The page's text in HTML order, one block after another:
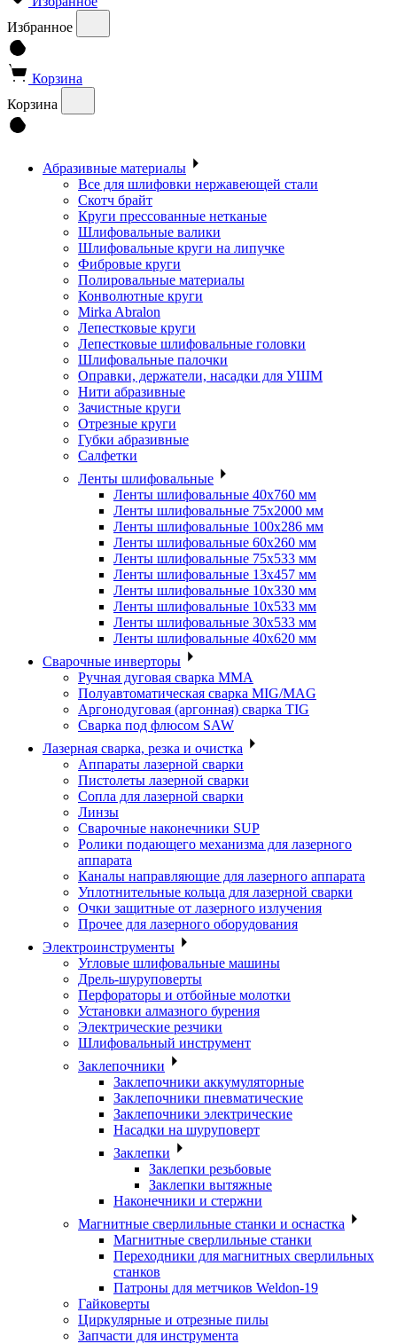
Избранное
Корзина
Корзина
Абразивные материалы
Все для шлифовки нержавеющей стали
Скотч брайт
Круги прессованные нетканые
Шлифовальные валики
Шлифовальные круги на липучке
Фибровые круги
Полировальные материалы
Конволютные круги
Mirka Abralon
Лепестковые круги
Лепестковые шлифовальные головки
Шлифовальные палочки
Оправки, держатели, насадки для УШМ
Нити абразивные
Зачистные круги
Отрезные круги
Губки абразивные
Салфетки
Ленты шлифовальные
Ленты шлифовальные 40х760 мм
Ленты шлифовальные 75х2000 мм
Ленты шлифовальные 100х286 мм
Ленты шлифовальные 60х260 мм
Ленты шлифовальные 75х533 мм
Ленты шлифовальные 13х457 мм
Ленты шлифовальные 10х330 мм
Ленты шлифовальные 10х533 мм
Ленты шлифовальные 30х533 мм
Ленты шлифовальные 40х620 мм
Сварочные инверторы
Ручная дуговая сварка MMA
Полуавтоматическая сварка MIG/MAG
Аргонодуговая (аргонная) сварка TIG
Сварка под флюсом SAW
Лазерная сварка, резка и очистка
Аппараты лазерной сварки
Пистолеты лазерной сварки
Сопла для лазерной сварки
Линзы
Сварочные наконечники SUP
Ролики подающего механизма для лазерного
аппарата
Каналы направляющие для лазерного аппарата
Уплотнительные кольца для лазерной сварки
Очки защитные от лазерного излучения
Прочее для лазерного оборудования
Электроинструменты
Угловые шлифовальные машины
Дрель-шуруповерты
Перфораторы и отбойные молотки
Установки алмазного бурения
Электрические резчики
Шлифовальный инструмент
Заклепочники
Заклепочники аккумуляторные
Заклепочники пневматические
Заклепочники электрические
Насадки на шуруповерт
Заклепки
Заклепки резьбовые
Заклепки вытяжные
Наконечники и стержни
Магнитные сверлильные станки и оснастка
Магнитные сверлильные станки
Переходники для магнитных сверлильных
станков
Патроны для метчиков Weldon-19
Гайковерты
Циркулярные и отрезные пилы
Запчасти для инструмента